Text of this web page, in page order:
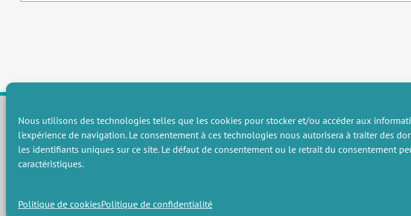
Nous utilisons des technologies telles que les cookies pour stocker et/ou accéder aux
l'expérience de navigation. Le consentement à ces technologies nous autorisera à traiter des
les identifiants uniques sur ce site. Le défaut de consentement ou le retrait du consentement
caractéristiques.
Politique de cookiesPolitique de confidentialité
CHAMPS THÉMATIQUES
Préservation des ressources naturelles et de la biodiversité
Vers une gouvernance environnementale efficace et équitable
RECHERCHE